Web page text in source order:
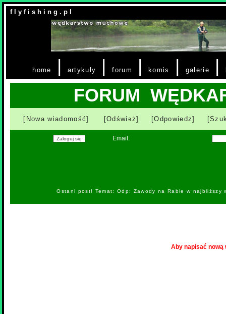
f l y f i s h i n g . p l
home | artykuły |forum | komis | galerie |
FORUM
[Nowa wiadomość] [Odśwież] [Odpowiedz]
Email:
Ostani post! Temat: Odp: Zawody na Rabie w
Aby napisać nową